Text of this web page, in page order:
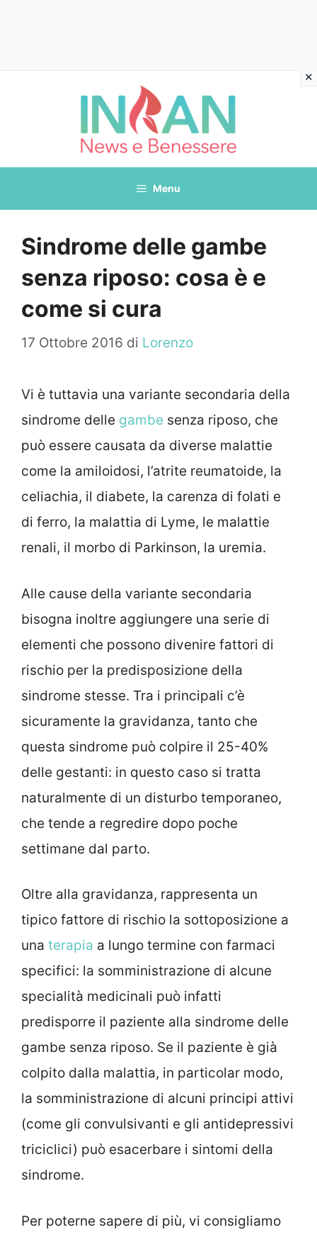
Menu
Sindrome delle gambe
senza riposo: cosa è e
come si cura
17 Ottobre 2016 di Lorenzo
Vi è tuttavia una variante secondaria della
sindrome delle gambe senza riposo, che
può essere causata da diverse malattie
come la amiloidosi, l’atrite reumatoide, la
celiachia, il diabete, la carenza di folati e
di ferro, la malattia di Lyme, le malattie
renali, il morbo di Parkinson, la uremia.
Alle cause della variante secondaria
bisogna inoltre aggiungere una serie di
elementi che possono divenire fattori di
rischio per la predisposizione della
sindrome stesse. Tra i principali c’è
sicuramente la gravidanza, tanto che
questa sindrome può colpire il 25-40%
delle gestanti: in questo caso si tratta
naturalmente di un disturbo temporaneo,
che tende a regredire dopo poche
settimane dal parto.
Oltre alla gravidanza, rappresenta un
tipico fattore di rischio la sottoposizione a
una terapia a lungo termine con farmaci
specifici: la somministrazione di alcune
specialità medicinali può infatti
predisporre il paziente alla sindrome delle
gambe senza riposo. Se il paziente è già
colpito dalla malattia, in particolar modo,
la somministrazione di alcuni principi attivi
(come gli convulsivanti e gli antidepressivi
triciclici) può esacerbare i sintomi della
sindrome.
Per poterne sapere di più, vi consigliamo